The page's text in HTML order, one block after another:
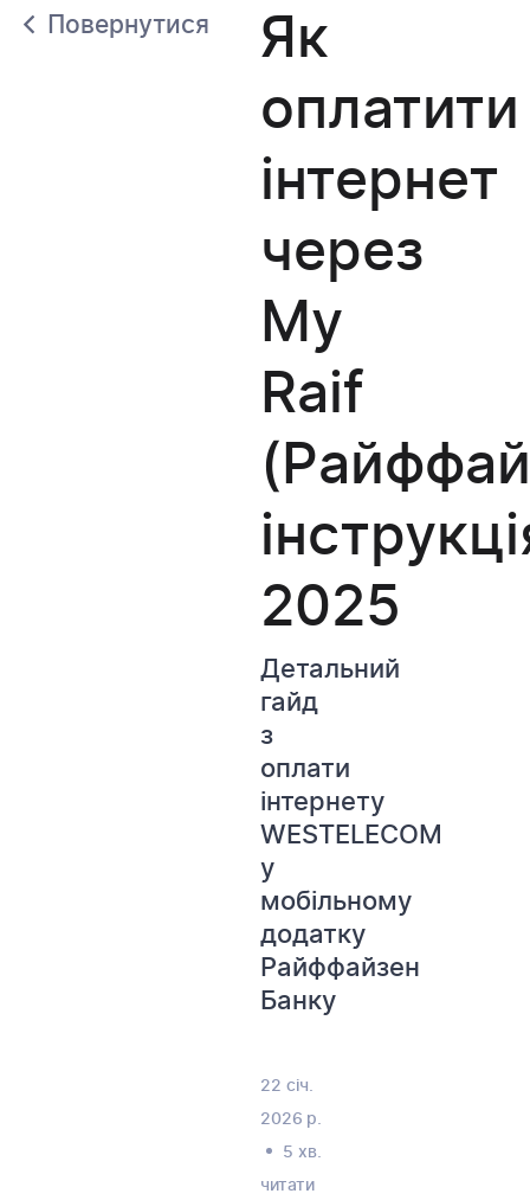
Повернутися
Як
оплатити
інтернет
через
My
Raif
2025
Детальний
гайд
з
оплати
інтернету
WESTELECOM
у
мобільному
додатку
Райффайзен
Банку
22 січ.
2026 р.
5 хв.
читати